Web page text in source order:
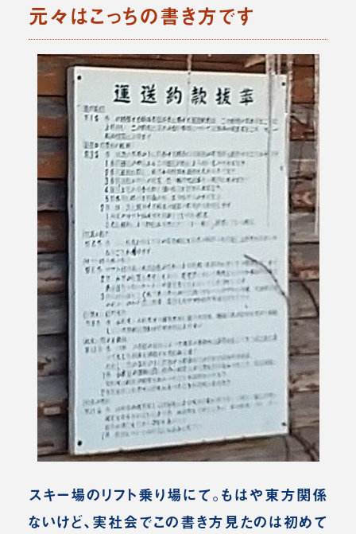
元々はこっちの書き方です
スキー場のリフト乗り場にて。もはや東方関係
ないけど、実社会でこの書き方見たのは初めて